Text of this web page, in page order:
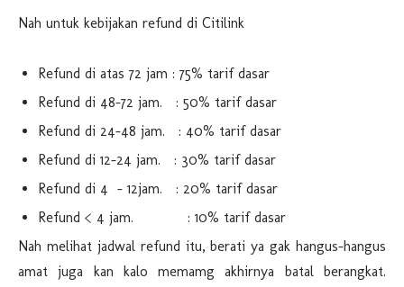
Nah untuk kebijakan refund di Citilink
Refund di atas 72 jam : 75% tarif dasar
Refund di 48-72 jam. : 50% tarif dasar
Refund di 24-48 jam. : 40% tarif dasar
Refund di 12-24 jam. : 30% tarif dasar
Refund di 4 - 12jam. : 20% tarif dasar
Refund < 4 jam. : 10% tarif dasar
Nah melihat jadwal refund itu, berati ya gak hangus-hangus
amat juga kan kalo memamg akhirnya batal berangkat.